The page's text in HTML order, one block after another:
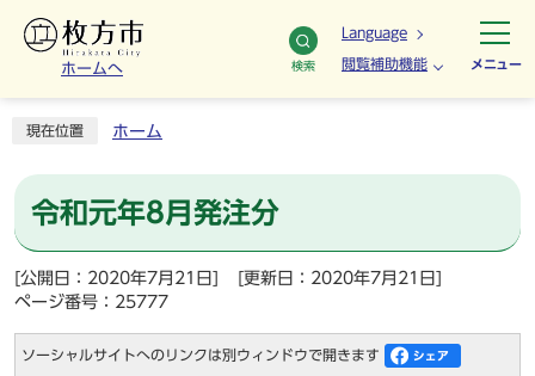
ホームへ 検索
Language
閲覧補助機能 メニュー
現在位置 ホーム
令和元年8月発注分
[公開日：2020年7月21日]
[更新日：2020年7月21日]
ページ番号：25777
ソーシャルサイトへのリンクは別ウィンドウで開きます